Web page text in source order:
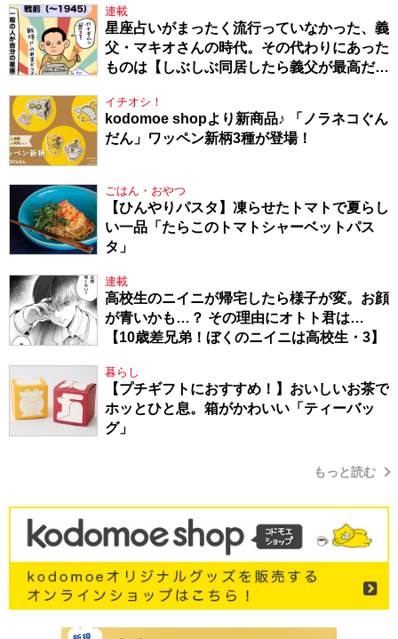
連載
星座占いがまったく流行っていなかった、義
父・マキオさんの時代。その代わりにあった
ものは【しぶしぶ同居したら義父が最高だっ
イチオシ！
kodomoe shopより新商品♪ 「ノラネコぐん
だん」ワッペン新柄3種が登場！
ごはん・おやつ
【ひんやりパスタ】凍らせたトマトで夏らし
い一品「たらこのトマトシャーベットパス
タ」
連載
高校生のニイニが帰宅したら様子が変。お顔
が青いかも…？ その理由にオトト君は…
【10歳差兄弟！ぼくのニイニは高校生・3】
暮らし
【プチギフトにおすすめ！】おいしいお茶で
ホッとひと息。箱がかわいい「ティーバッ
グ」
もっと読む